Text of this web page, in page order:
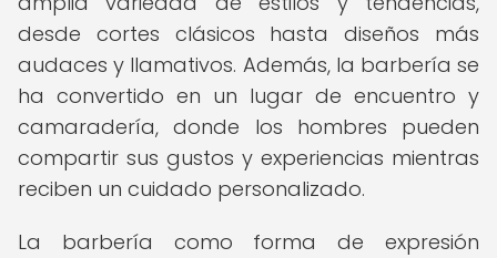
desde cortes clásicos hasta diseños más
audaces y llamativos. Además, la barbería se
ha convertido en un lugar de encuentro y
camaradería, donde los hombres pueden
compartir sus gustos y experiencias mientras
reciben un cuidado personalizado.
La barbería como forma de expresión